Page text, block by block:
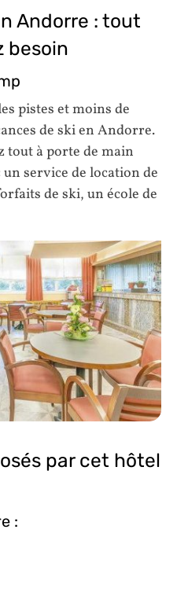
Andorre : tout
besoin
pistes et moins de
de ski en Andorre.
tout à porte de main
service de location de
de ski, un école de
par cet hôtel
: